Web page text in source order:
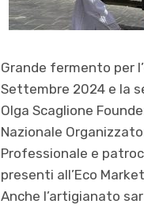
Grande fermento per
Settembre 2024 e la
Olga Scaglione
Nazionale
Professionale e
presenti all’Eco
Anche l’artigianato